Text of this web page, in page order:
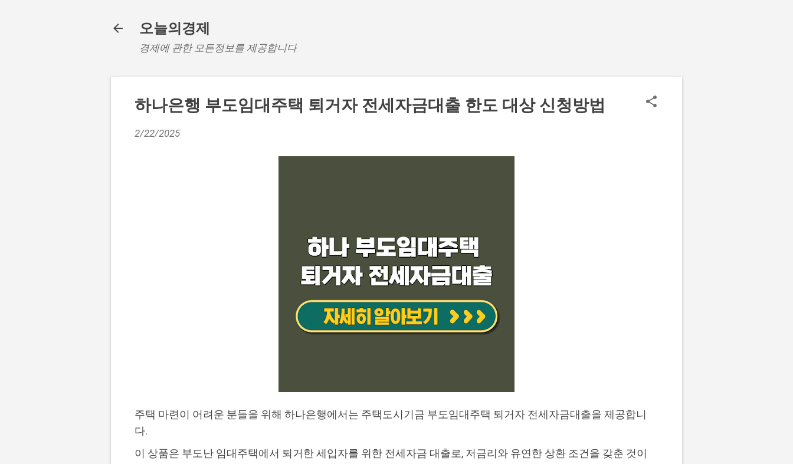
오늘의경제
경제에 관한 모든정보를 제공합니다
하나은행 부도임대주택 퇴거자 전세자금대출 한도 대상 신청방법
2/22/2025
주택 마련이 어려운 분들을 위해 하나은행에서는 주택도시기금 부도임대주택 퇴거자 전세자금대출을 제공합니
다.
이 상품은 부도난 임대주택에서 퇴거한 세입자를 위한 전세자금 대출로, 저금리와 유연한 상환 조건을 갖춘 것이